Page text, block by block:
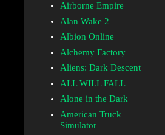
Airborne Empire
Alan Wake 2
Albion Online
Alchemy Factory
Aliens: Dark Descent
ALL WILL FALL
Alone in the Dark
American Truck
Simulator